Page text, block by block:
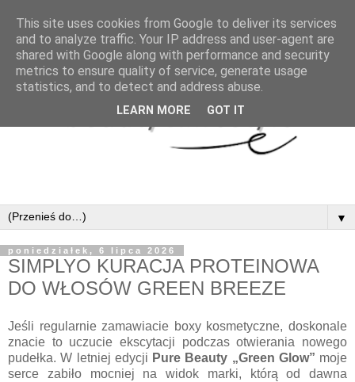
▼
poniedziałek, 6 lipca 2026
SIMPLYO KURACJA PROTEINOWA
DO WŁOSÓW GREEN BREEZE
Jeśli regularnie zamawiacie boxy kosmetyczne, doskonale
znacie to uczucie ekscytacji podczas otwierania nowego
pudełka. W letniej edycji Pure Beauty „Green Glow” moje
serce zabiło mocniej na widok marki, którą od dawna
This site uses cookies from Google to deliver its services
and to analyze traffic. Your IP address and user-agent are
shared with Google along with performance and security
metrics to ensure quality of service, generate usage
statistics, and to detect and address abuse.
LEARN MORE GOT IT